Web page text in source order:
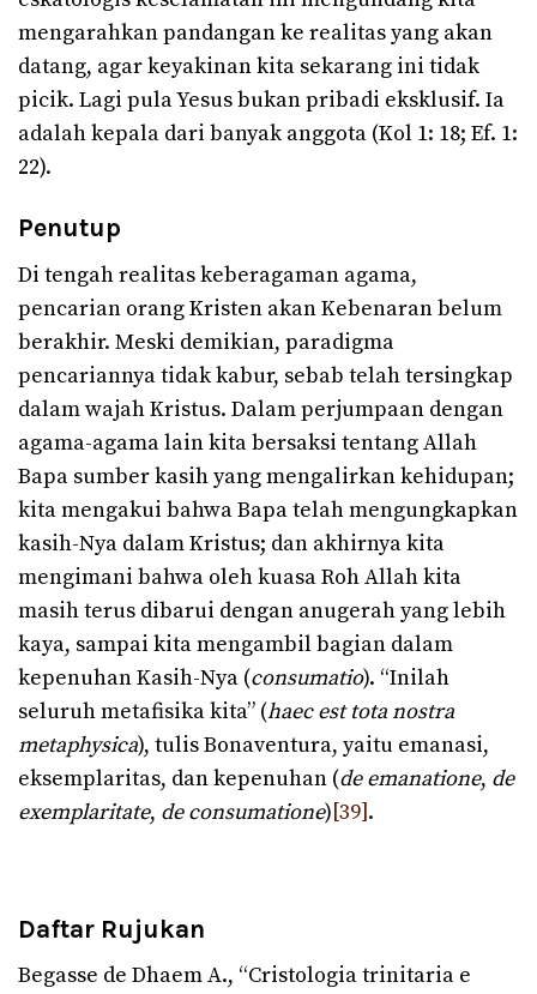
mengarahkan pandangan ke realitas yang akan
datang, agar keyakinan kita sekarang ini tidak
picik. Lagi pula Yesus bukan pribadi eksklusif. Ia
adalah kepala dari banyak anggota (Kol 1: 18; Ef. 1:
22).
Penutup
Di tengah realitas keberagaman agama,
pencarian orang Kristen akan Kebenaran belum
berakhir. Meski demikian, paradigma
pencariannya tidak kabur, sebab telah tersingkap
dalam wajah Kristus. Dalam perjumpaan dengan
agama-agama lain kita bersaksi tentang Allah
Bapa sumber kasih yang mengalirkan kehidupan;
kita mengakui bahwa Bapa telah mengungkapkan
kasih-Nya dalam Kristus; dan akhirnya kita
mengimani bahwa oleh kuasa Roh Allah kita
masih terus dibarui dengan anugerah yang lebih
kaya, sampai kita mengambil bagian dalam
kepenuhan Kasih-Nya (consumatio). “Inilah
seluruh metafisika kita” (haec est tota nostra
metaphysica), tulis Bonaventura, yaitu emanasi,
eksemplaritas, dan kepenuhan (de emanatione, de
exemplaritate, de consumatione)[39].
Daftar Rujukan
Begasse de Dhaem A., “Cristologia trinitaria e